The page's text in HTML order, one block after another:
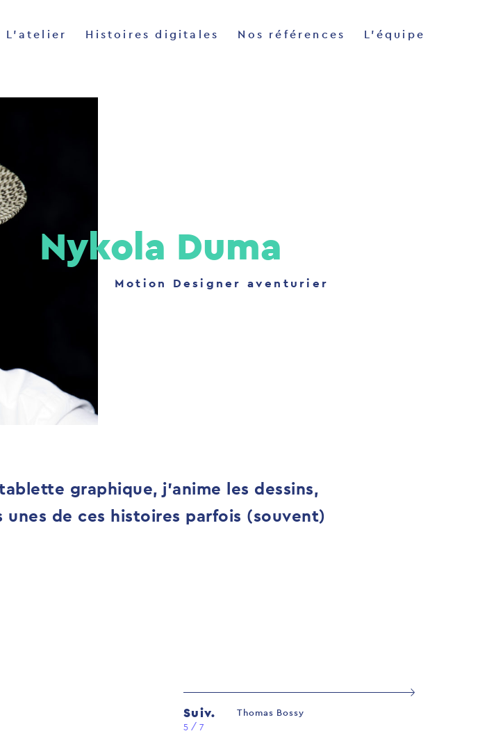
L'atelier Histoires digitales Nos références L'équipe
Nykola Duma
Motion Designer aventurier
graphique, j'anime les dessins,
de ces histoires parfois (souvent)
Suiv.
5 / 7
Thomas Bossy